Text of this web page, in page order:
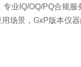
业IQ/OQ/PQ合规服
场景，GxP版本仪